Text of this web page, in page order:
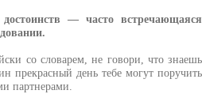
— часто встречающаяся
со словарем, не говори, что знаешь
прекрасный день тебе могут поручить
партнерами.